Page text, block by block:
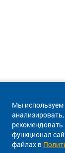
Мы используем
рекомендовать
функционал
файлах в
8